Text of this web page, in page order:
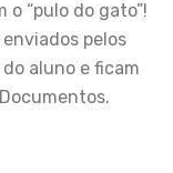
o “pulo do gato”!
pelos
aluno e ficam